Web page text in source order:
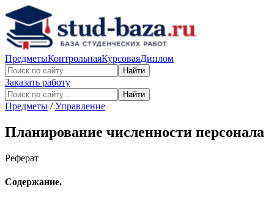
ПредметыКонтрольнаяКурсоваяДиплом
Найти
Заказать работу
Найти
Предметы /Управление
Планирование численности персонала
Реферат
Содержание.